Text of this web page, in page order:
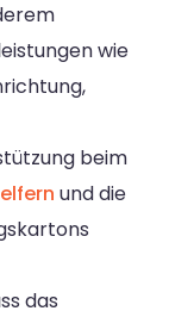
wie
beim
und die
das